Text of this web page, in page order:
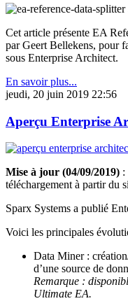
Cet article présente EA
par Geert Bellekens, pour
sous Enterprise Architect.
En savoir plus...
jeudi, 20 juin 2019 22:56
Aperçu Enterprise
Mise à jour (04/09/2019) :
téléchargement à partir du
Sparx Systems a publié
Voici les principales
Data Miner :
d’une source de
Remarque :
Ultimate EA.